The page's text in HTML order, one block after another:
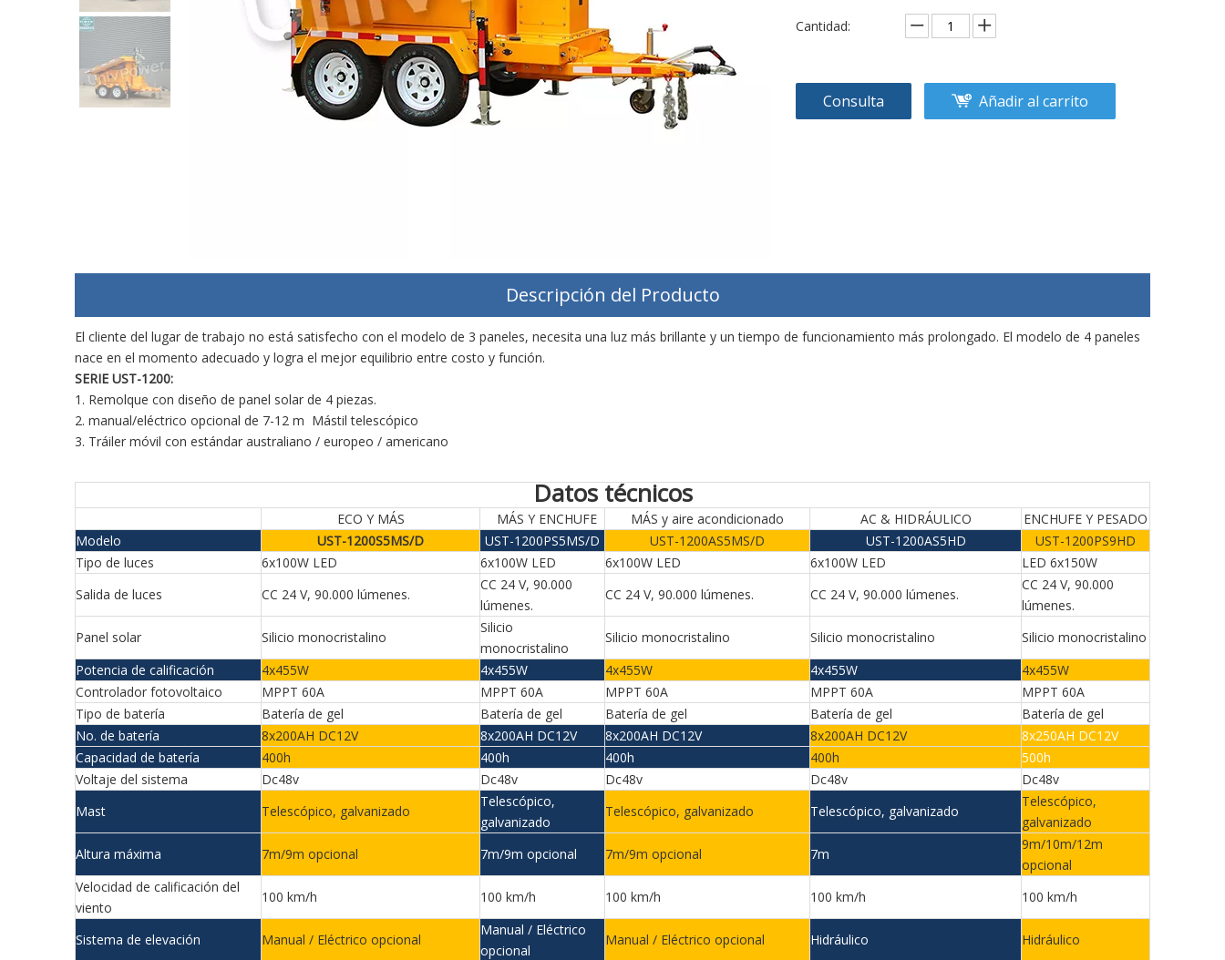
Cantidad:
Consulta Añadir al carrito
Descripción del Producto
El cliente del lugar de trabajo no está satisfecho con el modelo de 3 paneles, necesita una luz más brillante y un tiempo de funcionamiento más prolongado. El modelo de 4 paneles
nace en el momento adecuado y logra el mejor equilibrio entre costo y función.
SERIE UST-1200:
1. Remolque con diseño de panel solar de 4 piezas.
2. manual/eléctrico opcional de 7-12 m Mástil telescópico
3. Tráiler móvil con estándar australiano / europeo / americano
Datos técnicos
ECO Y MÁS MÁS Y ENCHUFE MÁS y aire acondicionado AC & HIDRÁULICO
ENCHUFE Y PESADO
Modelo
UST-1200S5MS/D UST-1200PS5MS/D UST-1200AS5MS/D UST-1200AS5HD
UST-1200PS9HD
Tipo de luces
6x100W LED 6x100W LED 6x100W LED 6x100W LED
LED 6x150W
Salida de luces
CC 24 V, 90.000 lúmenes.
CC 24 V, 90.000
lúmenes.
CC 24 V, 90.000 lúmenes. CC 24 V, 90.000 lúmenes.
CC 24 V, 90.000
lúmenes.
Panel solar
Silicio monocristalino
Silicio
monocristalino
Silicio monocristalino Silicio monocristalino
Silicio monocristalino
Potencia de calificación
4x455W 4x455W 4x455W 4x455W
4x455W
Controlador fotovoltaico
MPPT 60A MPPT 60A MPPT 60A MPPT 60A
MPPT 60A
Tipo de batería
Batería de gel Batería de gel Batería de gel Batería de gel
Batería de gel
No. de batería
8x200AH DC12V 8x200AH DC12V 8x200AH DC12V 8x200AH DC12V
8x250AH DC12V
Capacidad de batería
400h 400h 400h 400h
500h
Voltaje del sistema
Dc48v Dc48v Dc48v Dc48v
Dc48v
Mast
Telescópico, galvanizado
Telescópico,
galvanizado
Telescópico, galvanizado Telescópico, galvanizado
Telescópico,
galvanizado
Altura máxima
7m/9m opcional 7m/9m opcional 7m/9m opcional 7m
9m/10m/12m
opcional
Velocidad de calificación del
viento
100 km/h 100 km/h 100 km/h 100 km/h 100 km/h
Sistema de elevación Manual / Eléctrico opcional
Manual / Eléctrico
opcional
Manual / Eléctrico opcional Hidráulico
Hidráulico